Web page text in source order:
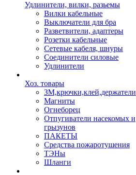
Удлинители, вилки, разьемы
Вилки кабельные
Выключатели для бра
Разветвители, адаптеры
Розетки кабельные
Сетевые кабеля, шнуры
Соединители силовые
Удлинители
Хоз. товары
ЗМ,крючки,клей,держатели
Магниты
Огнеборец
Отпугиватели насекомых и
грызунов
ПАКЕТЫ
Средства пожаротушения
ТЭНы
Шланги